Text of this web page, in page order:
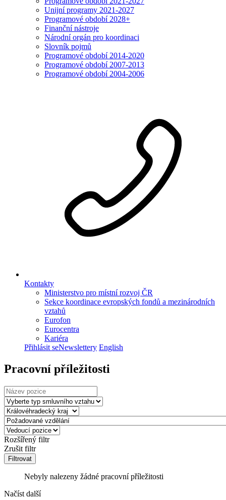
Unijní programy 2021-2027
Programové období 2028+
Finanční nástroje
Národní orgán pro koordinaci
Slovník pojmů
Programové období 2014-2020
Programové období 2007-2013
Programové období 2004-2006
Kontakty
Ministerstvo pro místní rozvoj ČR
Sekce koordinace evropských fondů a mezinárodních
vztahů
Eurofon
Eurocentra
Kariéra
Přihlásit seNewslettery English
Pracovní příležitosti
Rozšířený filtr
Zrušit filtr
Filtrovat
Nebyly nalezeny žádné pracovní příležitosti
Načíst další